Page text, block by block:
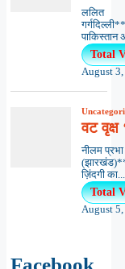
ललित
पाकिस्तान
Total
August
वट वृक्ष
नीलम प्रभा
ज़िंदगी का...
Total
August